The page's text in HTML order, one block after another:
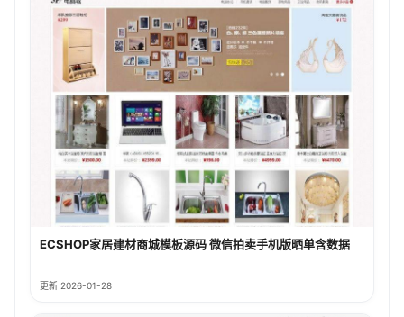
ECSHOP家居建材商城模板源码 微信拍卖手机版晒单含数据
更新 2026-01-28